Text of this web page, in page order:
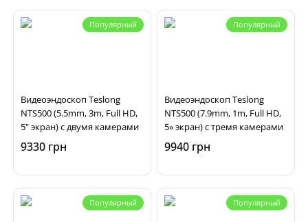
Популярный
Видеоэндоскоп Teslong
NTS500 (5.5mm, 3m, Full HD,
5" экран) с двумя камерами
9330 грн
Популярный
Видеоэндоскоп Teslong
NTS500 (7.9mm, 1m, Full HD,
5» экран) с тремя камерами
9940 грн
Популярный Популярный